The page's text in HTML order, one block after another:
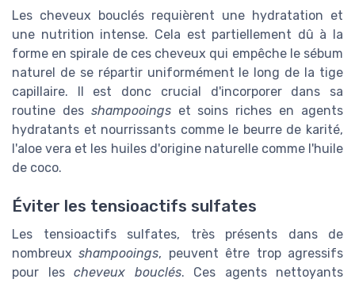
Les cheveux bouclés requièrent une hydratation et
une nutrition intense. Cela est partiellement dû à la
forme en spirale de ces cheveux qui empêche le sébum
naturel de se répartir uniformément le long de la tige
capillaire. Il est donc crucial d'incorporer dans sa
routine des shampooingset soins riches en agents
hydratants et nourrissants comme le beurre de karité,
l'aloe vera et les huiles d'origine naturelle comme l'huile
de coco.
Éviter les tensioactifs sulfates
Les tensioactifs sulfates, très présents dans de
nombreuxshampooings, peuvent être trop agressifs
pour les cheveux bouclés. Ces agents nettoyants